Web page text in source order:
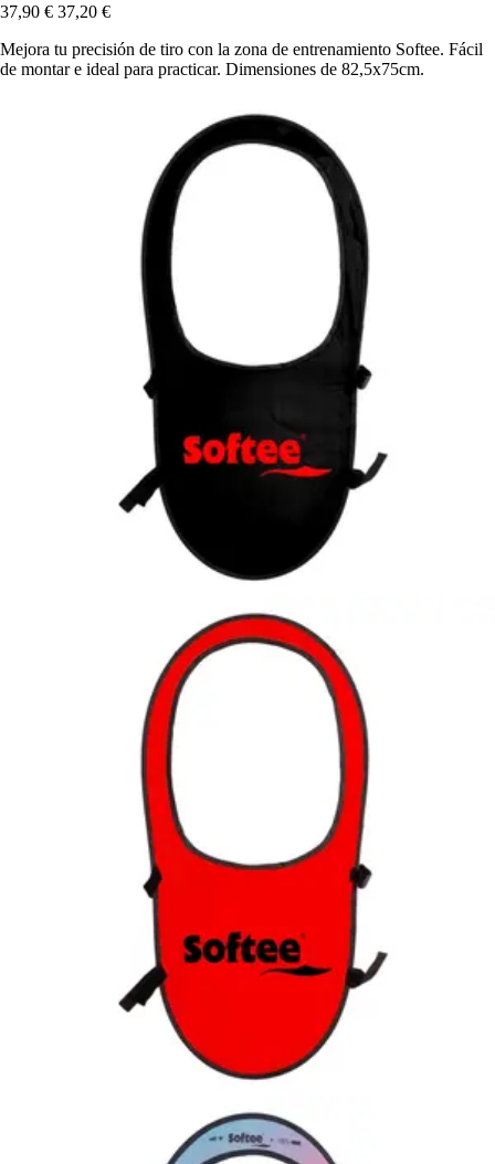
37,90 € 37,20 €
Mejora tu precisión de tiro con la zona de entrenamiento Softee. Fácil
de montar e ideal para practicar. Dimensiones de 82,5x75cm.